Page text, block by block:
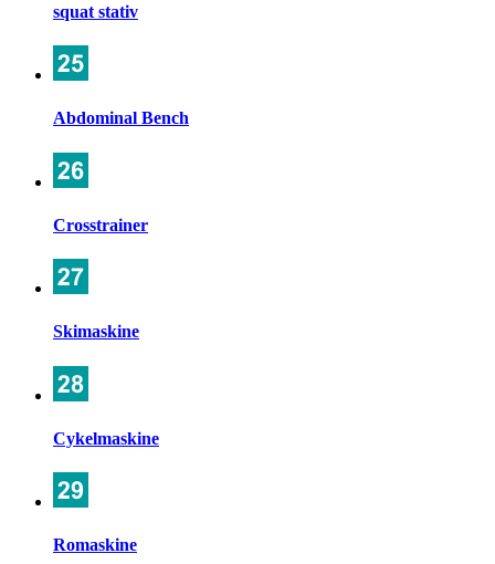
squat stativ
Abdominal Bench
Crosstrainer
Skimaskine
Cykelmaskine
Romaskine